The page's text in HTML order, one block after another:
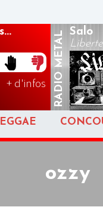
+ d'infos RADIO
METAL Salo
ozzy